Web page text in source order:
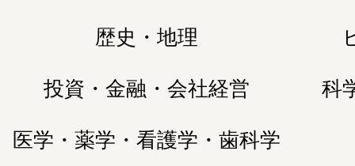
歴史・地理
投資・金融・会社経営 科
医学・薬学・看護学・歯科学